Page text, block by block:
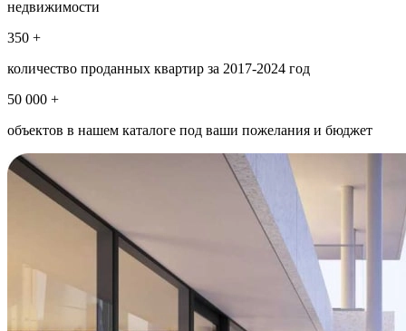
недвижимости
350 +
количество проданных квартир за 2017-2024 год
50 000 +
объектов в нашем каталоге под ваши пожелания и бюджет